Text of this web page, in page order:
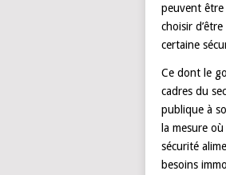
peuvent être
choisir
certaine
Ce dont le
cadres du
publique à
la mesure
sécurité
besoins